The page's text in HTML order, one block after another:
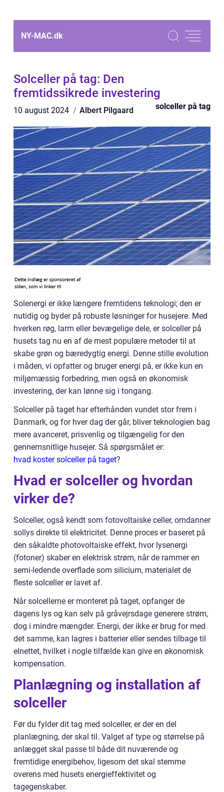
NY-MAC.dk
Solceller på tag: Den
fremtidssikrede investering
10 august 2024 Albert Pilgaard solceller på tag
Solenergi er ikke længere fremtidens teknologi; den er
nutidig og byder på robuste løsninger for husejere. Med
hverken røg, larm eller bevægelige dele, er solceller på
husets tag nu en af de mest populære metoder til at
skabe grøn og bæredygtig energi. Denne stille evolution
i måden, vi opfatter og bruger energi på, er ikke kun en
miljømæssig forbedring, men også en økonomisk
investering, der kan lønne sig i tongang.
Solceller på taget har efterhånden vundet stor frem i
Danmark, og for hver dag der går, bliver teknologien bag
mere avanceret, prisvenlig og tilgængelig for den
gennemsnitlige husejer. Så spørgsmålet er:
hvad koster solceller på taget?
Hvad er solceller og hvordan
virker de?
Solceller, også kendt som fotovoltaiske celler, omdanner
sollys direkte til elektricitet. Denne proces er baseret på
den såkaldte photovoltaiske effekt, hvor lysenergi
(fotoner) skaber en elektrisk strøm, når de rammer en
semi-ledende overflade som silicium, materialet de
fleste solceller er lavet af.
Når solcellerne er monteret på taget, opfanger de
dagens lys og kan selv på gråvejrsdage generere strøm,
dog i mindre mængder. Energi, der ikke er brug for med
det samme, kan lagres i batterier eller sendes tilbage til
elnettet, hvilket i nogle tilfælde kan give en økonomisk
kompensation.
Planlægning og installation af
solceller
Før du fylder dit tag med solceller, er der en del
planlægning, der skal til. Valget af type og størrelse på
anlægget skal passe til både dit nuværende og
fremtidige energibehov, ligesom det skal stemme
overens med husets energieffektivitet og
tagegenskaber.